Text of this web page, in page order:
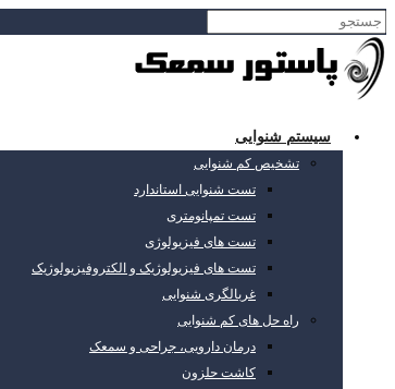
سیستم شنوایی
تشخیص کم شنوایی
تست شنوایی استاندارد
تست تمپانومتری
تست های فیزیولوژی
تست های فیزیولوژیک و الکتروفیزیولوژیک
غربالگری شنوایی
راه حل های کم شنوایی
درمان دارویی، جراحی و سمعک
کاشت حلزون